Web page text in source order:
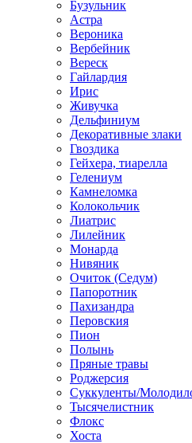
Бузульник
Астра
Вероника
Вербейник
Вереск
Гайлардия
Ирис
Живучка
Дельфиниум
Декоративные злаки
Гвоздика
Гейхера, тиарелла
Гелениум
Камнеломка
Колокольчик
Лиатрис
Лилейник
Монарда
Нивяник
Очиток (Седум)
Папоротник
Пахизандра
Перовския
Пион
Полынь
Пряные травы
Роджерсия
Суккуленты/
Тысячелистник
Флокс
Хоста